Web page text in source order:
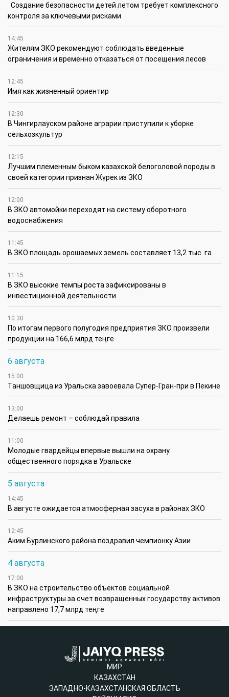
Создание безопасности детей летом требует комплексного
контроля за ключевыми рисками
14:45
Жителям ЗКО рекомендуют соблюдать введенные
ограничения и временно отказаться от посещения лесов
12:45
Имя как жизненный ориентир
12:30
В Чингирлауском районе аграрии приступили к уборке
сельхозкультур
12:15
Лучшим племенным быком казахской белоголовой породы в
своей категории признан Жүрек из ЗКО
12:00
В ЗКО автомойки переходят на систему оборотного
водоснабжения
11:45
В ЗКО площадь орошаемых земель составляет 13,2 тыс. га
11:15
В ЗКО высокие темпы роста зафиксированы в
инвестиционной деятельности
10:30
По итогам первого полугодия предприятия ЗКО произвели
продукции на 166,6 млрд теңге
6 августа
15:00
Таншовщица из Уральска завоевала Супер-Гран-при в Пекине
13:00
Делаешь ремонт – соблюдай правила
11:00
Молодые гвардейцы впервые вышли на охрану
общественного порядка в Уральске
5 августа
14:45
В августе ожидается атмосферная засуха в районах ЗКО
12:45
Аким Бурлинского района поздравил чемпионку Азии
4 августа
17:00
В ЗКО на строительство объектов социальной
инфраструктуры за счет возвращенных государству активов
направлено 17,7 млрд теңге
МИР
КАЗАХСТАН
ЗАПАДНО-КАЗАХСТАНСКАЯ ОБЛАСТЬ